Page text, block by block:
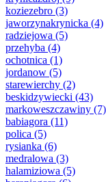
koziezebro (3)
jaworzynakrynicka (4)
radziejowa (5)
przehyba (4)
ochotnica (1)
jordanow (5)
starewierchy (2)
beskidzywiecki (43)
markoweszczawiny (7)
babiagora (11)
polica (5)
rysianka (6)
medralowa (3)
halamiziowa (5)